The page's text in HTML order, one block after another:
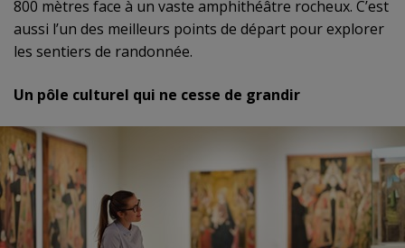
800 mètres face à un vaste amphithéâtre rocheux. C’est
aussi l’un des meilleurs points de départ pour explorer
les sentiers de randonnée.
Un pôle culturel qui ne cesse de grandir